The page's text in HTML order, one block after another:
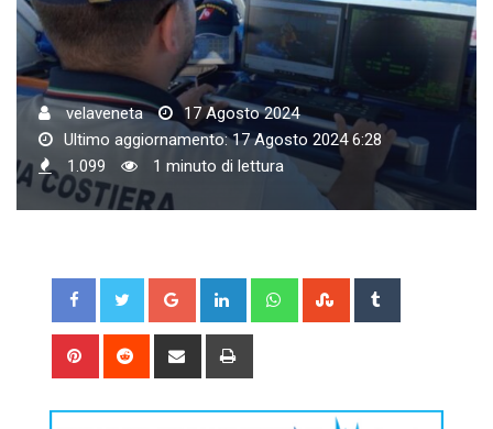
velaveneta
17 Agosto 2024
Ultimo aggiornamento: 17 Agosto 2024 6:28
1.099
1 minuto di lettura
Google+ LinkedIn WhatsappStumbleUpon
Pinterest Reddit
Share